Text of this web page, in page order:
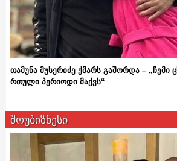
თამუნა მუსერიძე ქმარს გაშორდა – „ჩემი
რთული პერიოდი მაქვს“
შოუბიზნესი